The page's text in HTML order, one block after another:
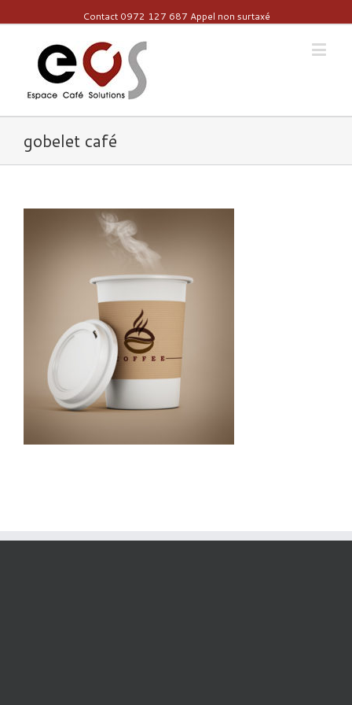
Contact 0972 127 687 Appel non surtaxé
gobelet café